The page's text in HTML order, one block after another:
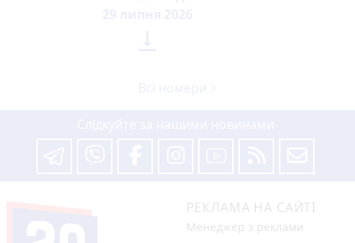
РЕКЛАМА НА САЙТІ
Менеджер з реклами